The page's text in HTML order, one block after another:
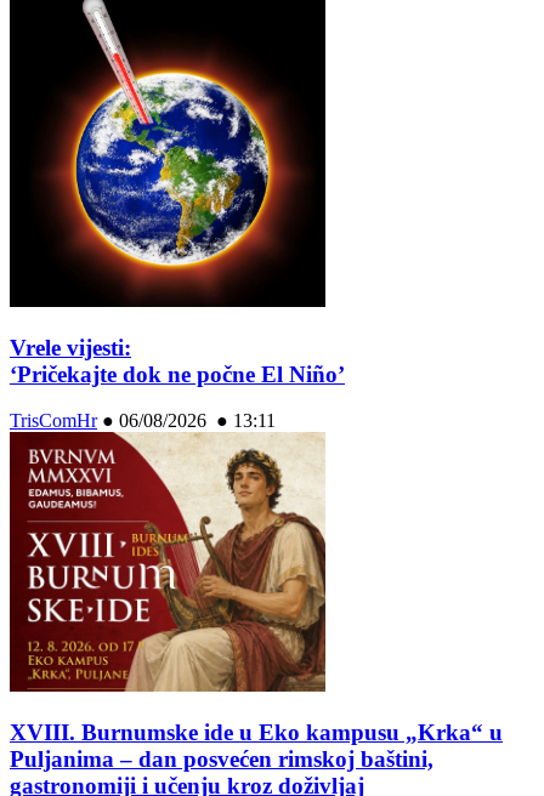
Vrele vijesti:
‘Pričekajte dok ne počne El Niño’
TrisComHr● 06/08/2026 ● 13:11
XVIII. Burnumske ide u Eko kampusu „Krka“ u
Puljanima – dan posvećen rimskoj baštini,
gastronomiji i učenju kroz doživljaj